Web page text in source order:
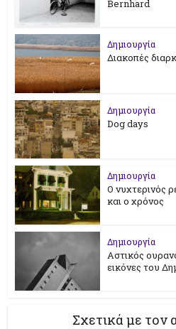
Bernhard
Δημιουργία
Διακοπές
Δημιουργία
Dog days
Δημιουργία
Ο νυχτερινός
και ο χρόνος
Δημιουργία
Αστικός
εικόνες του
Σχετικά με τον